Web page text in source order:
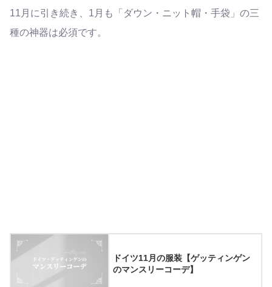
11月に引き続き、1月も「ダウン・ニット帽・手袋」の三
種の神器は必須です。
ドイツ11月の服装【ゲッティンゲン
のマンスリーコーデ】